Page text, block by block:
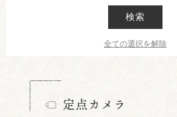
検索
全ての選択を解除
定点カメラ